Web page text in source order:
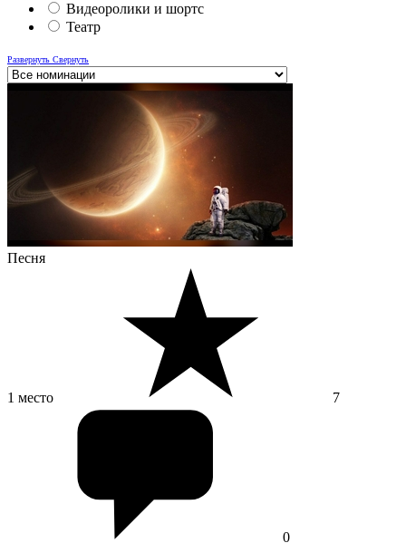
Видеоролики и шортс
Театр
Развернуть Свернуть
Песня
1 место 7
0